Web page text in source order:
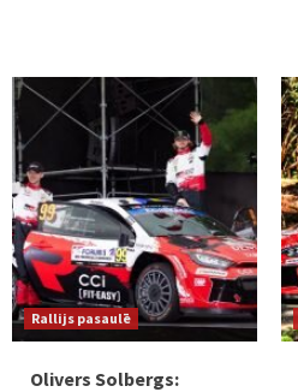
Rallijs pasaulē
Olivers Solbergs: